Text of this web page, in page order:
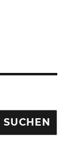
SUCHEN